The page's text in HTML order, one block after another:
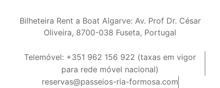
Bilheteira Rent a Boat Algarve: Av. Prof Dr. César
Oliveira, 8700-038 Fuseta, Portugal
Telemóvel: +351 962 156 922 (taxas em vigor
para rede móvel nacional)
reservas@passeios-ria-formosa.com